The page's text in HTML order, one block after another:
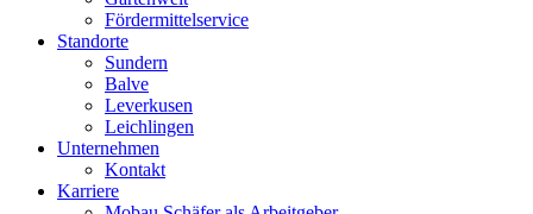
Fördermittelservice
Standorte
Sundern
Balve
Leverkusen
Leichlingen
Unternehmen
Kontakt
Karriere